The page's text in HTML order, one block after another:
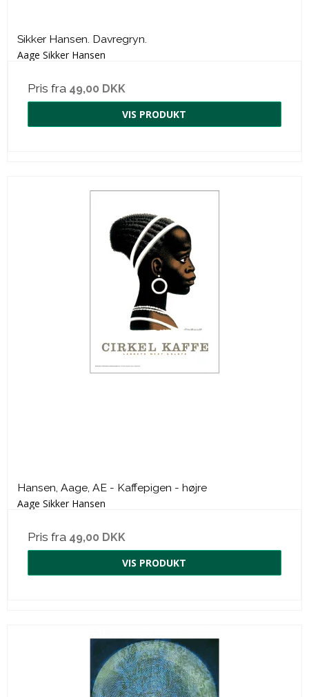
Sikker Hansen. Davregryn.
Aage Sikker Hansen
Pris fra 49,00 DKK
VIS PRODUKT
Hansen, Aage, AE - Kaffepigen - højre
Aage Sikker Hansen
Pris fra 49,00 DKK
VIS PRODUKT